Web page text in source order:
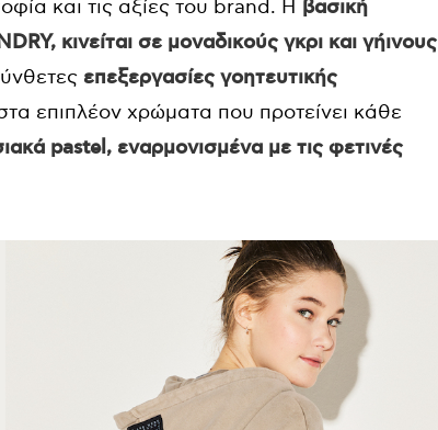
και τις αξίες του brand. H βασική
κινείται σε μοναδικούς γκρι και γήινους
επεξεργασίες γοητευτικής
επιπλέον χρώματα που προτείνει κάθε
pastel, εναρμονισμένα με τις φετινές